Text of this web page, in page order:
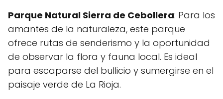
Parque Natural Sierra de Cebollera: Para los
amantes de la naturaleza, este parque
ofrece rutas de senderismo y la oportunidad
de observar la flora y fauna local. Es ideal
para escaparse del bullicio y sumergirse en el
paisaje verde de La Rioja.